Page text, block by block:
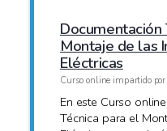
Montaje de las
Eléctricas
Curso online impartido
En este Curso
Técnica para el